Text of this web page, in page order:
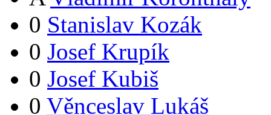
0 Stanislav Kozák
0 Josef Krupík
0 Josef Kubiš
0 Věnceslav Lukáš